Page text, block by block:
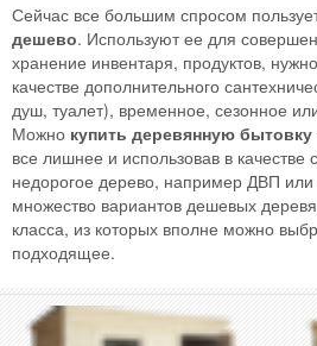
Сейчас все большим спросом
дешево. Используют ее для
хранение инвентаря, продуктов,
качестве дополнительного
душ, туалет), временное, сезонное
Можно купить деревянную бытовку
все лишнее и использовав в качестве
недорогое дерево, например ДВП или
множество вариантов дешевых
класса, из которых вполне можно
подходящее.